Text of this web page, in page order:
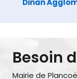
Besoin
Mairie de